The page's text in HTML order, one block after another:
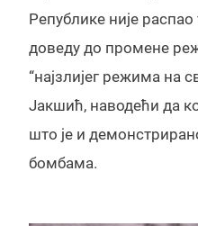
Републике није
доведу до промене
“најзлијег режима на
Јакшић, наводећи да
што је и
бомбама.